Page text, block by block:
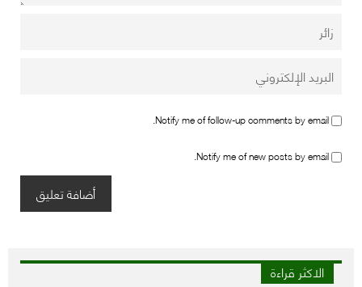
Notify me of follow-up comments by email.
Notify me of new posts by email.
الاكثر قراءة